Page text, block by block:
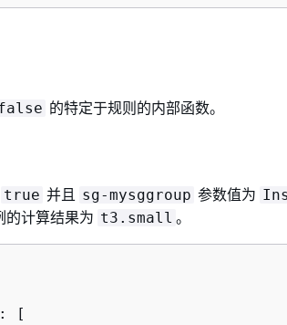
的特定于规则的内部函数。
true 并且 sg-mysggroup 参数值为
的计算结果为 t3.small 。
: [